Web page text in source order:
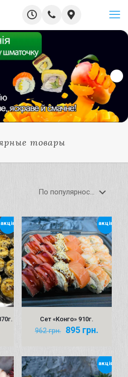
товары
акція
Текущая
акція
Сет «Конго» 910г.
962грн.
962 грн..
895 грн.
акція